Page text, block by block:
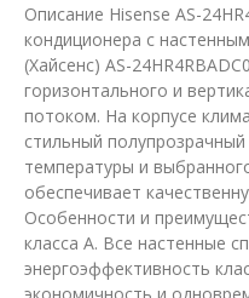
Описание Hisense AS-
кондиционера с
(Хайсенс) AS-
горизонтального и
потоком. На корпусе
стильный
температуры и
обеспечивает
Особенности и
класса А. Все настенные
энергоэффективность
экономичность и